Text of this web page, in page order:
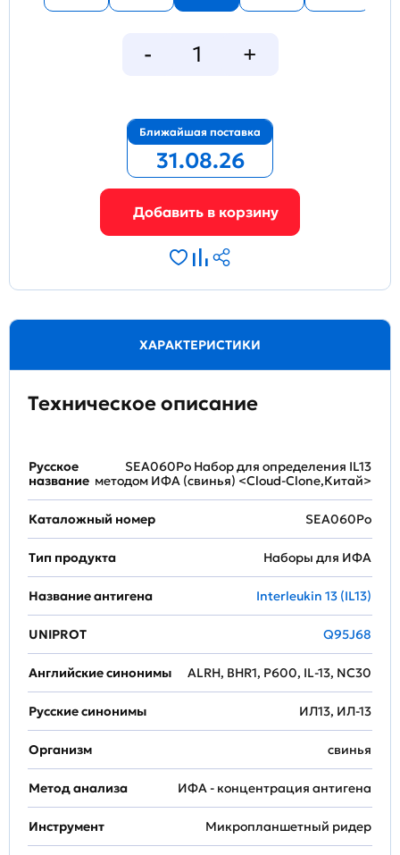
Ближайшая поставка
31.08.26
ХАРАКТЕРИСТИКИ
Техническое описание
Русское
название
SEA060Po Набор для определения IL13
методом ИФА (свинья) <Cloud-Clone,Китай>
Каталожный номер SEA060Po
Тип продукта Наборы для ИФА
Название антигена Interleukin 13 (IL13)
UNIPROT Q95J68
Английские синонимы ALRH, BHR1, P600, IL-13, NC30
Русские синонимы ИЛ13, ИЛ-13
Организм свинья
Метод анализа ИФА - концентрация антигена
Инструмент Микропланшетный ридер